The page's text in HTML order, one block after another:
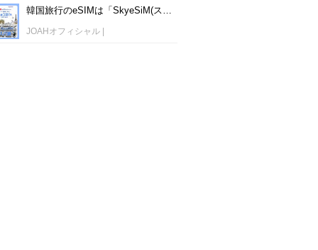
韓国旅行のeSIMは「SkyeSiM(スカイイーシム)」！1日単位で最安値380円から利用可能！
JOAHオフィシャル|